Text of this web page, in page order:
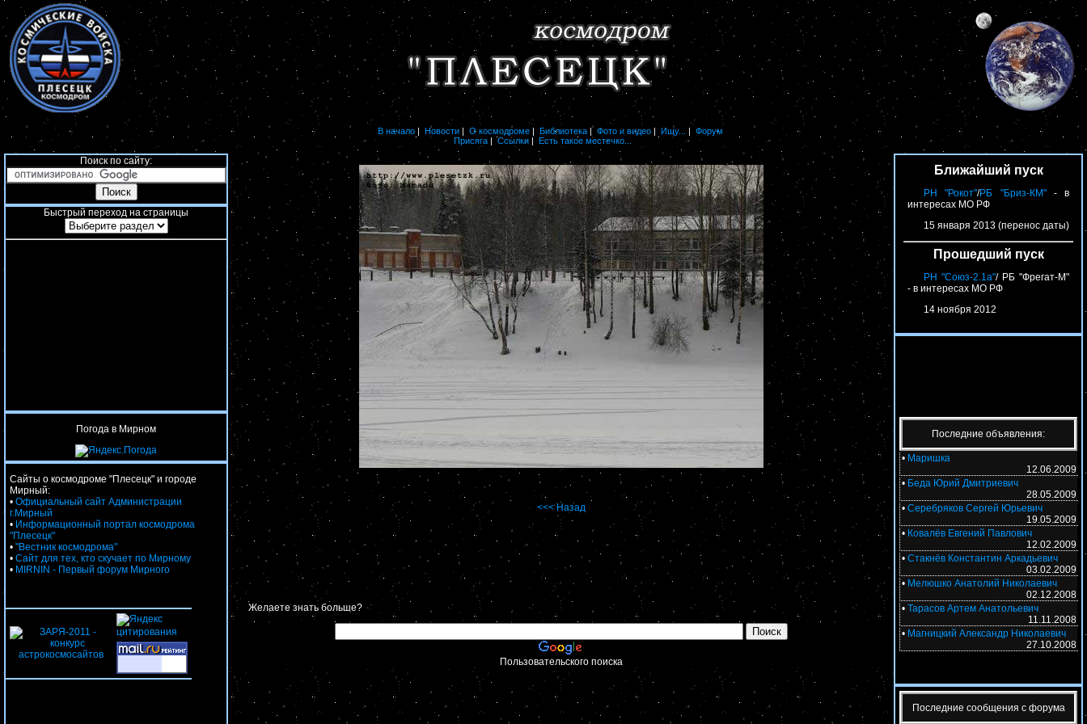
В начало | Новости| О космодроме | Библиотека | Фото и видео | Ищу... | Форум
Присяга|Ссылки|Есть такое местечко...
Поиск по сайту:
Быстрый переход на страницы
Погода в Мирном
Сайты о космодроме "Плесецк" и городе
Мирный:
• Официальный сайт Администрации
г.Мирный
• Информационный портал космодрома
"Плесецк"
• "Вестник космодрома"
• Сайт для тех, кто скучает по Мирному
• MIRNIN - Первый форум Мирного
<<< Назад
Желаете знать больше?
Пользовательского поиска
Ближайший пуск
РН "Рокот"/РБ "Бриз-КМ"- в
интересах МО РФ
15 января 2013 (перенос даты)
Прошедший пуск
РН "Союз-2.1а"/ РБ "Фрегат-М"
- в интересах МО РФ
14 ноября 2012
Последние объявления:
• Маришка
12.06.2009
• Беда Юрий Дмитриевич
28.05.2009
• Серебряков Сергей Юрьевич
19.05.2009
• Ковалёв Евгений Павлович
12.02.2009
• Стакнёв Константин Аркадьевич
03.02.2009
• Мелюшко Анатолий Николаевич
02.12.2008
• Тарасов Артем Анатольевич
11.11.2008
• Магницкий Александр Николаевич
27.10.2008
Последние сообщения с форума